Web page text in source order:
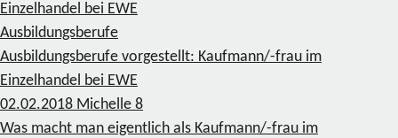
Ausbildungsberufe
Ausbildungsberufe vorgestellt: Kaufmann/-frau im
Einzelhandel bei EWE
02.02.2018 Michelle 8
Was macht man eigentlich als Kaufmann/-frau im